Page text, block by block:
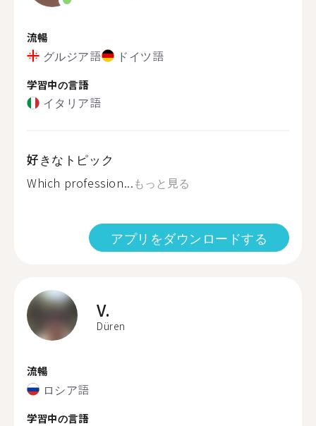
流暢
グルジア語 ドイツ語
学習中の言語
イタリア語
好きなトピック
Which profession...もっと見る
アプリをダウンロードする
V.
Düren
流暢
ロシア語
学習中の言語